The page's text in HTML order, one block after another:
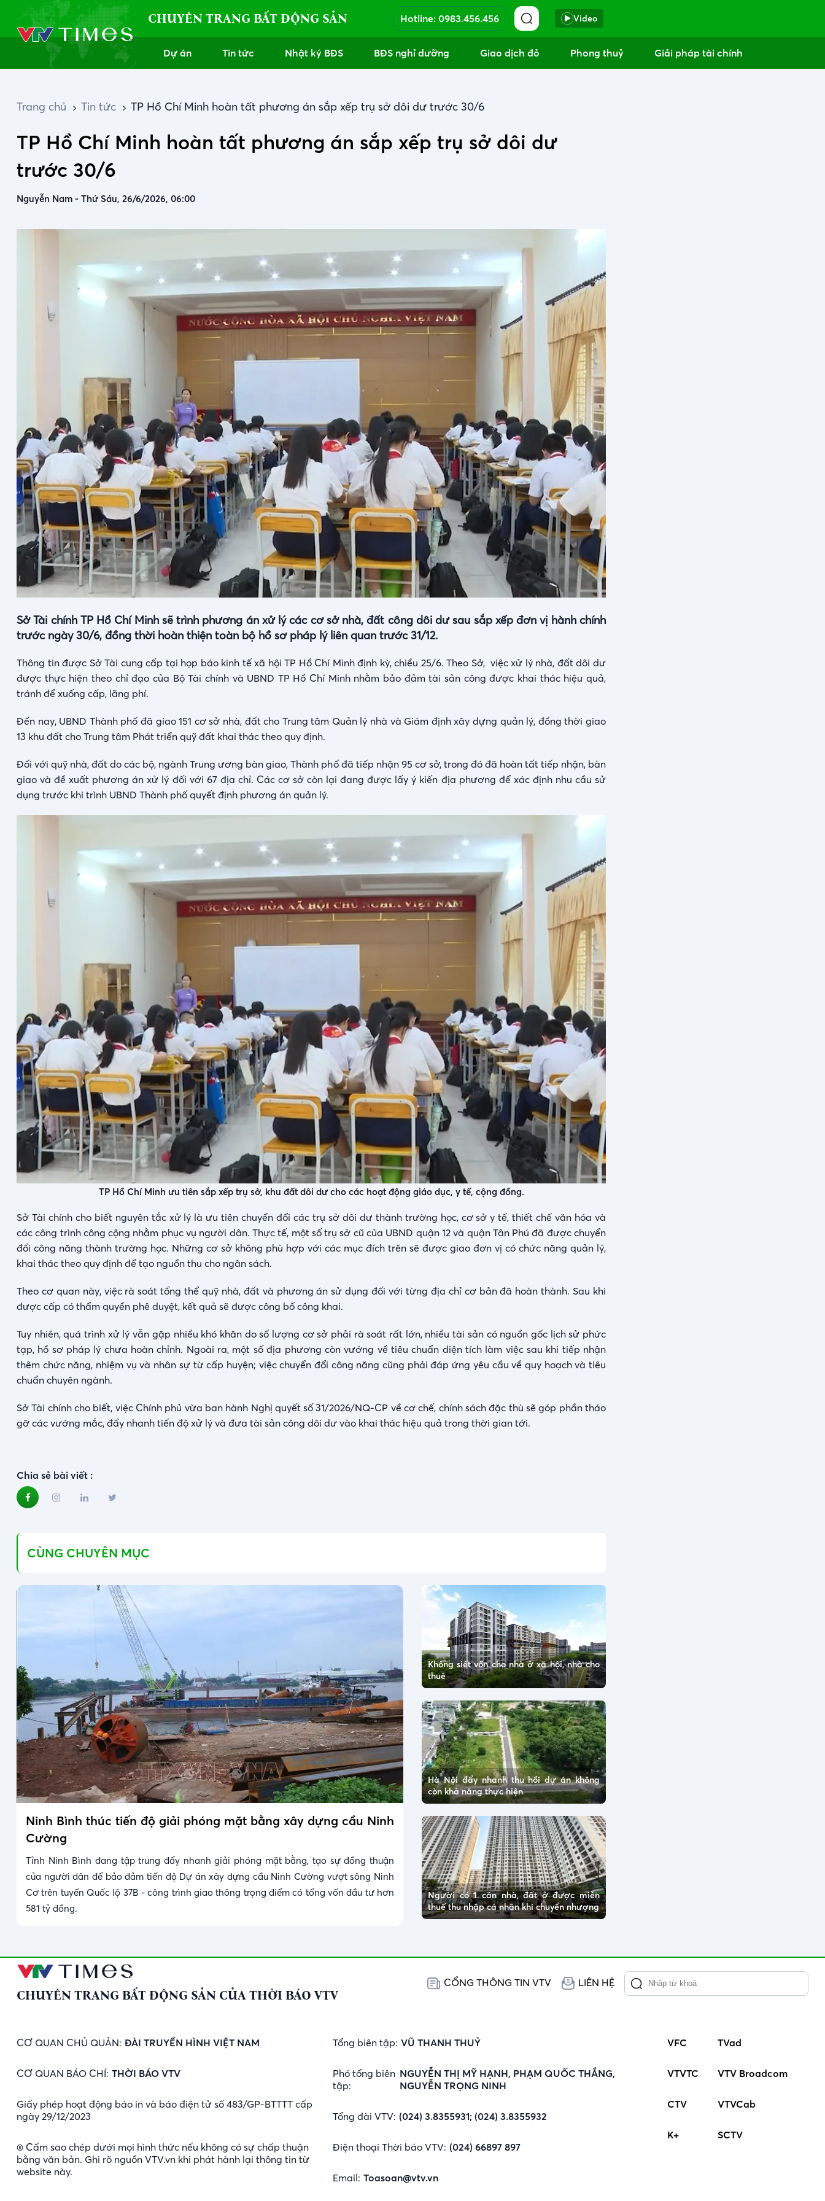
CHUYÊN TRANG BẤT ĐỘNG SẢN Hotline: 0983.456.456 Video
Dự án Tin tức Nhật ký BĐS BĐS nghỉ dưỡng Giao dịch đỏ Phong thuỷ Giải pháp tài chính
Trang chủ Tin tức TP Hồ Chí Minh hoàn tất phương án sắp xếp trụ sở dôi dư trước 30/6
TP Hồ Chí Minh hoàn tất phương án sắp xếp trụ sở dôi dư
trước 30/6
Nguyễn Nam - Thứ Sáu, 26/6/2026, 06:00
Sở Tài chính TP Hồ Chí Minh sẽ trình phương án xử lý các cơ sở nhà, đất công dôi dư sau sắp xếp đơn vị hành chính
trước ngày 30/6, đồng thời hoàn thiện toàn bộ hồ sơ pháp lý liên quan trước 31/12.
Thông tin được Sở Tài cung cấp tại họp báo kinh tế xã hội TP Hồ Chí Minh định kỳ, chiều 25/6. Theo Sở, việc xử lý nhà, đất dôi dư
được thực hiện theo chỉ đạo của Bộ Tài chính và UBND TP Hồ Chí Minh nhằm bảo đảm tài sản công được khai thác hiệu quả,
tránh để xuống cấp, lãng phí.
Đến nay, UBND Thành phố đã giao 151 cơ sở nhà, đất cho Trung tâm Quản lý nhà và Giám định xây dựng quản lý, đồng thời giao
13 khu đất cho Trung tâm Phát triển quỹ đất khai thác theo quy định.
Đối với quỹ nhà, đất do các bộ, ngành Trung ương bàn giao, Thành phố đã tiếp nhận 95 cơ sở, trong đó đã hoàn tất tiếp nhận, bàn
giao và đề xuất phương án xử lý đối với 67 địa chỉ. Các cơ sở còn lại đang được lấy ý kiến địa phương để xác định nhu cầu sử
dụng trước khi trình UBND Thành phố quyết định phương án quản lý.
TP Hồ Chí Minh ưu tiên sắp xếp trụ sở, khu đất dôi dư cho các hoạt động giáo dục, y tế, cộng đồng.
Sở Tài chính cho biết nguyên tắc xử lý là ưu tiên chuyển đổi các trụ sở dôi dư thành trường học, cơ sở y tế, thiết chế văn hóa và
các công trình công cộng nhằm phục vụ người dân. Thực tế, một số trụ sở cũ của UBND quận 12 và quận Tân Phú đã được chuyển
đổi công năng thành trường học. Những cơ sở không phù hợp với các mục đích trên sẽ được giao đơn vị có chức năng quản lý,
khai thác theo quy định để tạo nguồn thu cho ngân sách.
Theo cơ quan này, việc rà soát tổng thể quỹ nhà, đất và phương án sử dụng đối với từng địa chỉ cơ bản đã hoàn thành. Sau khi
được cấp có thẩm quyền phê duyệt, kết quả sẽ được công bố công khai.
Tuy nhiên, quá trình xử lý vẫn gặp nhiều khó khăn do số lượng cơ sở phải rà soát rất lớn, nhiều tài sản có nguồn gốc lịch sử phức
tạp, hồ sơ pháp lý chưa hoàn chỉnh. Ngoài ra, một số địa phương còn vướng về tiêu chuẩn diện tích làm việc sau khi tiếp nhận
thêm chức năng, nhiệm vụ và nhân sự từ cấp huyện; việc chuyển đổi công năng cũng phải đáp ứng yêu cầu về quy hoạch và tiêu
chuẩn chuyên ngành.
Sở Tài chính cho biết, việc Chính phủ vừa ban hành Nghị quyết số 31/2026/NQ-CP về cơ chế, chính sách đặc thù sẽ góp phần tháo
gỡ các vướng mắc, đẩy nhanh tiến độ xử lý và đưa tài sản công dôi dư vào khai thác hiệu quả trong thời gian tới.
Chia sẻ bài viết :
CÙNG CHUYÊN MỤC
Ninh Bình thúc tiến độ giải phóng mặt bằng xây dựng cầu Ninh
Cường
Tỉnh Ninh Bình đang tập trung đẩy nhanh giải phóng mặt bằng, tạo sự đồng thuận
của người dân để bảo đảm tiến độ Dự án xây dựng cầu Ninh Cường vượt sông Ninh
Cơ trên tuyến Quốc lộ 37B - công trình giao thông trọng điểm có tổng vốn đầu tư hơn
581 tỷ đồng.
Không siết vốn cho nhà ở xã hội, nhà cho
thuê
Hà Nội đẩy nhanh thu hồi dự án không
còn khả năng thực hiện
Người có 1 căn nhà, đất ở được miễn
thuế thu nhập cá nhân khi chuyển nhượng
CHUYÊN TRANG BẤT ĐỘNG SẢN CỦA THỜI BÁO VTV
CỔNG THÔNG TIN VTV LIÊN HỆ
CƠ QUAN CHỦ QUẢN: ĐÀI TRUYỀN HÌNH VIỆT NAM
CƠ QUAN BÁO CHÍ: THỜI BÁO VTV
Giấy phép hoạt động báo in và báo điện tử số 483/GP-BTTTT cấp
ngày 29/12/2023
® Cấm sao chép dưới mọi hình thức nếu không có sự chấp thuận
bằng văn bản. Ghi rõ nguồn VTV.vn khi phát hành lại thông tin từ
website này.
Tổng biên tập: VŨ THANH THUỶ
Phó tổng biên
tập:
NGUYỄN THỊ MỸ HẠNH, PHẠM QUỐC THẮNG,
NGUYỄN TRỌNG NINH
Tổng đài VTV: (024) 3.8355931; (024) 3.8355932
Điện thoại Thời báo VTV: (024) 66897 897
Email: Toasoan@vtv.vn
VFC
VTVTC
CTV
K+
TVad
VTV Broadcom
VTVCab
SCTV